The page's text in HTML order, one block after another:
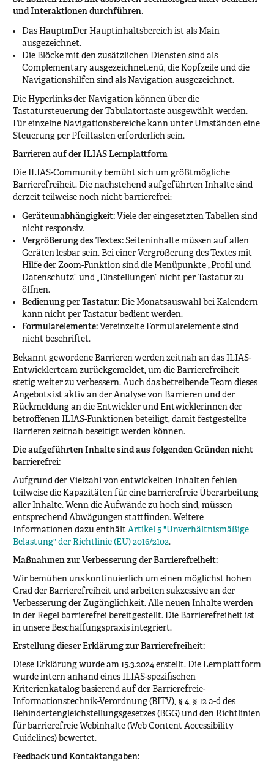
und Interaktionen durchführen.
Das HauptmDer Hauptinhaltsbereich ist als Main
ausgezeichnet.
Die Blöcke mit den zusätzlichen Diensten sind als
Complementary ausgezeichnet.enü, die Kopfzeile und die
Navigationshilfen sind als Navigation ausgezeichnet.
Die Hyperlinks der Navigation können über die
Tastatursteuerung der Tabulatortaste ausgewählt werden.
Für einzelne Navigationsbereiche kann unter Umständen eine
Steuerung per Pfeiltasten erforderlich sein.
Barrieren auf der ILIAS Lernplattform
Die ILIAS-Community bemüht sich um größtmögliche
Barrierefreiheit. Die nachstehend aufgeführten Inhalte sind
derzeit teilweise noch nicht barrierefrei:
Geräteunabhängigkeit: Viele der eingesetzten Tabellen sind
nicht responsiv.
Vergrößerung des Textes:Seiteninhalte müssen auf allen
Geräten lesbar sein. Bei einer Vergrößerung des Textes mit
Hilfe der Zoom-Funktion sind die Menüpunkte „Profil und
Datenschutz“ und „Einstellungen“ nicht per Tastatur zu
öffnen.
Bedienung per Tastatur:Die Monatsauswahl bei Kalendern
kann nicht per Tastatur bedient werden.
Formularelemente: Vereinzelte Formularelemente sind
nicht beschriftet.
Bekannt gewordene Barrieren werden zeitnah an das ILIAS-
Entwicklerteam zurückgemeldet, um die Barrierefreiheit
stetig weiter zu verbessern. Auch das betreibende Team dieses
Angebots ist aktiv an der Analyse von Barrieren und der
Rückmeldung an die Entwickler und Entwicklerinnen der
betroffenen ILIAS-Funktionen beteiligt, damit festgestellte
Barrieren zeitnah beseitigt werden können.
Die aufgeführten Inhalte sind aus folgenden Gründen nicht
barrierefrei:
Aufgrund der Vielzahl von entwickelten Inhalten fehlen
teilweise die Kapazitäten für eine barrierefreie Überarbeitung
aller Inhalte. Wenn die Aufwände zu hoch sind, müssen
entsprechend Abwägungen stattfinden. Weitere
Informationen dazu enthältArtikel 5 "Unverhältnismäßige
Belastung" der Richtlinie (EU) 2016/2102.
Maßnahmen zur Verbesserung der Barrierefreiheit:
Wir bemühen uns kontinuierlich um einen möglichst hohen
Grad der Barrierefreiheit und arbeiten sukzessive an der
Verbesserung der Zugänglichkeit. Alle neuen Inhalte werden
in der Regel barrierefrei bereitgestellt. Die Barrierefreiheit ist
in unsere Beschaffungspraxis integriert.
Erstellung dieser Erklärung zur Barrierefreiheit:
Diese Erklärung wurde am 15.3.2024 erstellt. Die Lernplattform
wurde intern anhand eines ILIAS-spezifischen
Kriterienkatalog basierend auf der Barrierefreie-
Informationstechnik-Verordnung (BITV), § 4, § 12 a-d des
Behindertengleichstellungsgesetzes (BGG) und den Richtlinien
für barrierefreie Webinhalte (Web Content Accessibility
Guidelines) bewertet.
Feedback und Kontaktangaben: